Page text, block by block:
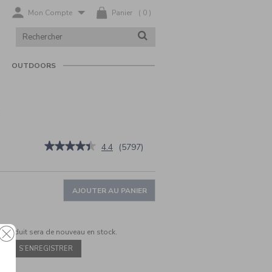
( 0 )
Panier
Mon Compte
RECHERCHER
DANS
RECHERCHER
OUTDOORS
fr/air-
★★★★★
★★★★★
étoiles.
Air
Fryer
4.4 (5797)
AJOUTER AU PANIER
sera de nouveau en stock.